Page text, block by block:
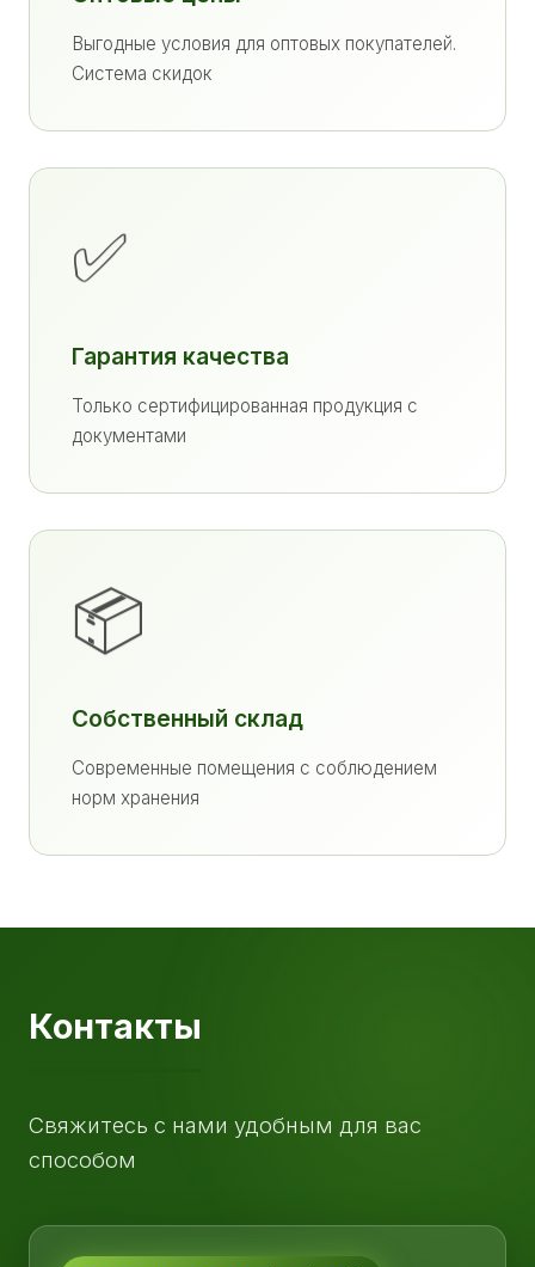
Выгодные условия для оптовых покупателей.
Система скидок
✅
Гарантия качества
Только сертифицированная продукция с
документами
📦
Собственный склад
Современные помещения с соблюдением
норм хранения
Контакты
Свяжитесь с нами удобным для вас
способом